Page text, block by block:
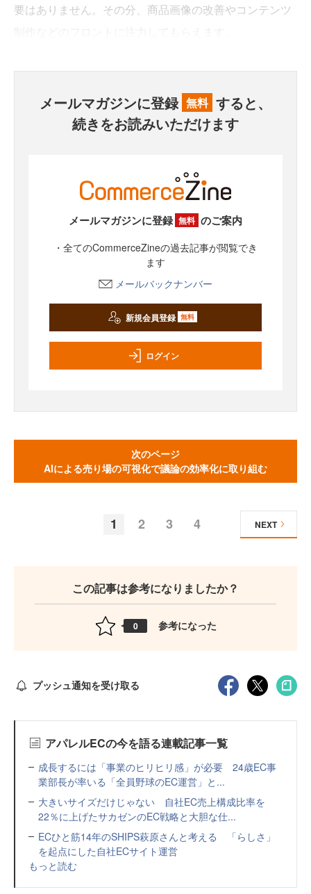
要はありません。その分、商品画像の改善やコンテンツ
メールマガジンに登録 無料 すると、
続きをお読みいただけます
メールマガジンに登録 無料 のご案内
・全てのCommerceZineの過去記事が閲覧でき
ます
メールバックナンバー
新規会員登録 無料
ログイン
次のページ
AIによる売り場の可視化で議論の効率化に取り組む
1 2 3 4 NEXT
この記事は参考になりましたか？
0 参考になった
プッシュ通知を受け取る
アパレルECの今を語る連載記事一覧
成長するには「事業のヒリヒリ感」が必要 24歳EC事
業部長が率いる「全員野球のEC運営」と...
大きいサイズだけじゃない 自社EC売上構成比率を
22％に上げたサカゼンのEC戦略と大胆な仕...
ECひと筋14年のSHIPS萩原さんと考える 「らしさ」
を起点にした自社ECサイト運営
もっと読む